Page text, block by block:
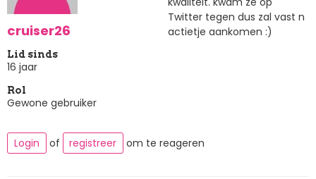
cruiser26
Lid sinds
16 jaar
Rol
Gewone gebruiker
Twitter tegen dus zal vast n
actietje aankomen :)
Login of registreer om te reageren